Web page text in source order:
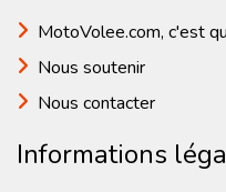
MotoVolee.com, c'est
Nous soutenir
Nous contacter
Informations